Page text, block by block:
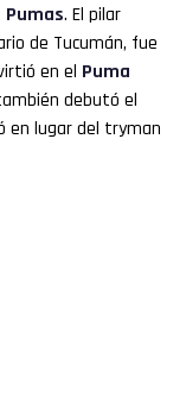
Pumas. El pilar
de Tucumán, fue
en el Puma
debutó el
en lugar del tryman